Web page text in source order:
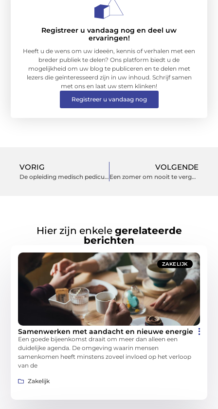
Registreer u vandaag nog en deel uw
ervaringen!
Heeft u de wens om uw ideeën, kennis of verhalen met een
breder publiek te delen? Ons platform biedt u de
mogelijkheid om uw blog te publiceren en te delen met
lezers die geïnteresseerd zijn in uw inhoud. Schrijf samen
met ons en laat uw stem klinken!
Registreer u vandaag nog
VORIG
De opleiding medisch pedicure volgen
VOLGENDE
Een zomer om nooit te vergeten
Hier zijn enkele gerelateerde
berichten
ZAKELIJK
Samenwerken met aandacht en nieuwe energie
Een goede bijeenkomst draait om meer dan alleen een
duidelijke agenda. De omgeving waarin mensen
samenkomen heeft minstens zoveel invloed op het verloop
van de
Zakelijk